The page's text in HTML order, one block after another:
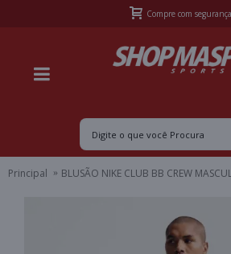
Frete Grátis Sul acima de R$399,99 e
Principal BLUSÃO NIKE CLUB BB CREW